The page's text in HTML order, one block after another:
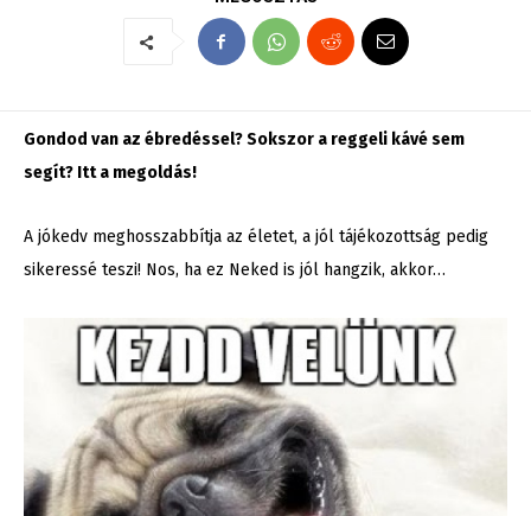
Gondod van az ébredéssel? Sokszor a reggeli kávé sem
segít? Itt a megoldás!
A jókedv meghosszabbítja az életet, a jól tájékozottság pedig
sikeressé teszi! Nos, ha ez Neked is jól hangzik, akkor…